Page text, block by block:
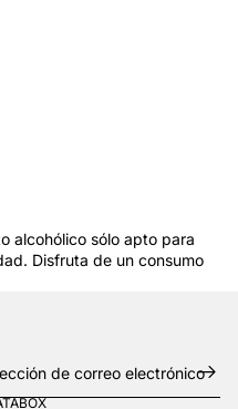
alcohólico sólo apto para
Disfruta de un consumo